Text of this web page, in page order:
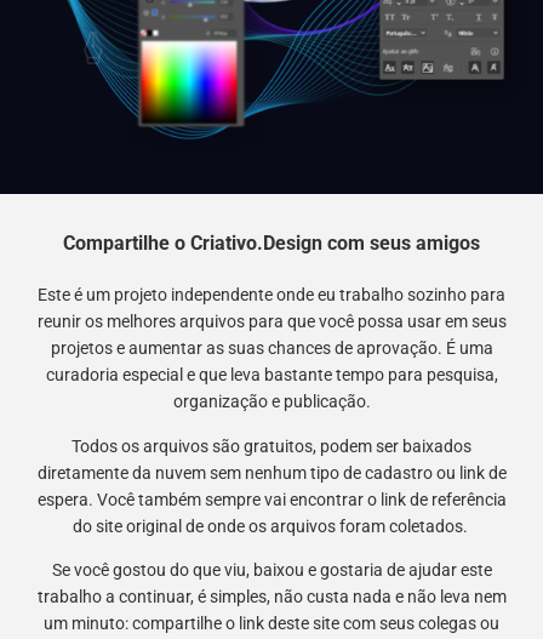
Compartilhe o Criativo.Design com seus amigos
Este é um projeto independente onde eu trabalho sozinho para
reunir os melhores arquivos para que você possa usar em seus
projetos e aumentar as suas chances de aprovação. É uma
curadoria especial e que leva bastante tempo para pesquisa,
organização e publicação.
Todos os arquivos são gratuitos, podem ser baixados
diretamente da nuvem sem nenhum tipo de cadastro ou link de
espera. Você também sempre vai encontrar o link de referência
do site original de onde os arquivos foram coletados.
Se você gostou do que viu, baixou e gostaria de ajudar este
trabalho a continuar, é simples, não custa nada e não leva nem
um minuto: compartilhe o link deste site com seus colegas ou